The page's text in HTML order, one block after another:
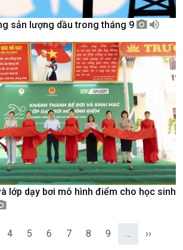
Góc nhìn VOV1
10 phút Sự kiện - Luận bàn
sản lượng dầu trong tháng 9
lớp dạy bơi mô hình điểm cho học sinh
4 5 6 7 8 9 ››